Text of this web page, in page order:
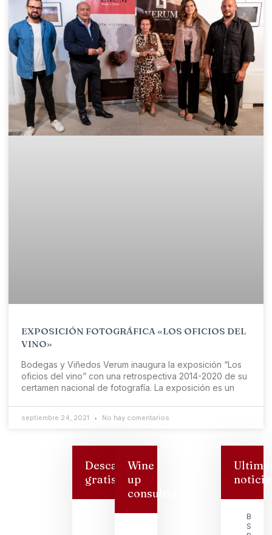
EXPOSICIÓN FOTOGRÁFICA «LOS OFICIOS DEL
VINO»
Bodegas y Viñedos Verum inaugura la exposición “Los
oficios del vino” con una retrospectiva 2014-2020 de su
certamen nacional de fotografía. La exposición es un
septiembre 24, 2021 No hay comentarios
Descarga
gratis
Wine
up
consulting
San